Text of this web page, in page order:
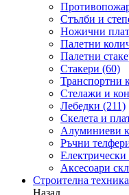
Стълби и
Ножични
Палетни
Палетни
Стакери (60)
Транспортни
Стелажи и
Лебедки (211)
Скелета и
Алуминиеви
Ръчни
Електрически
Аксесоари
Строителна техника
Назад